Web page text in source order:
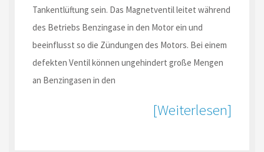
Tankentlüftung sein. Das Magnetventil leitet während
des Betriebs Benzingase in den Motor ein und
beeinflusst so die Zündungen des Motors. Bei einem
defekten Ventil können ungehindert große Mengen
an Benzingasen in den
[Weiterlesen]